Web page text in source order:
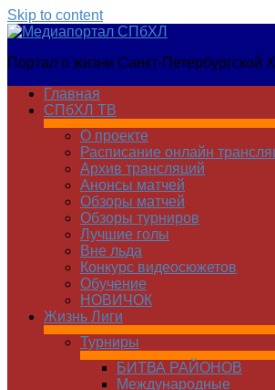
Skip to content
Медиапортал
Портал о жизни Санкт-Петербургской
Главная
СПбХЛ ТВ
О проекте
Расписание онлайн
Архив трансляций
Анонсы матчей
Обзоры матчей
Обзоры турниров
Лучшие голы
Вне льда
Конкурс видеосюжетов
Обучение
НОВИЧОК
Жизнь Лиги
Турниры
БИТВА РАЙОНОВ
Международные